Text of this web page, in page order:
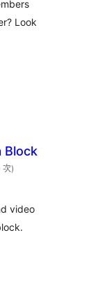
Look
Block
次評
分)
video